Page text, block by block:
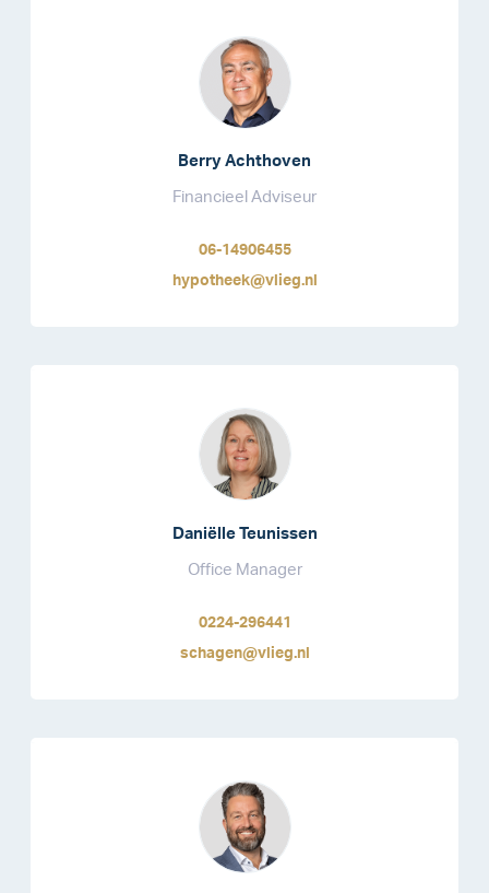
Berry Achthoven
Financieel Adviseur
06-14906455
hypotheek@vlieg.nl
Daniëlle Teunissen
Office Manager
0224-296441
schagen@vlieg.nl